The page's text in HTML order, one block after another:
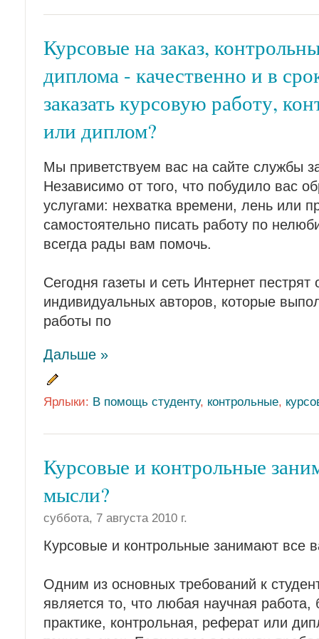
Курсовые на заказ,
диплома - качественно и в
заказать курсовую работу,
или диплом?
Мы приветствуем вас на сайте службы
Независимо от того, что побудило вас
услугами: нехватка времени, лень или
самостоятельно писать работу по
всегда рады вам помочь.
Сегодня газеты и сеть Интернет
индивидуальных авторов, которые
работы по
Дальше »
Ярлыки: В помощь студенту, контрольные,
Курсовые и контрольные
мысли?
суббота, 7 августа 2010 г.
Курсовые и контрольные занимают все
Одним из основных требований к
является то, что любая научная работа,
практике, контрольная, реферат или